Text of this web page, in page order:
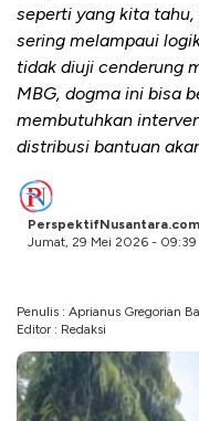
seperti yang kita
sering melampaui
tidak diuji cenderung
MBG, dogma ini bisa
membutuhkan
distribusi bantuan
PerspektifNusantara.com
Jumat, 29 Mei 2026 - 09:39
Penulis : Aprianus Gregorian
Editor : Redaksi